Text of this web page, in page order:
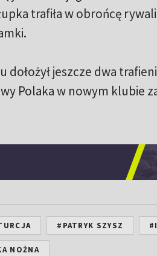
trafiła w obrońcę
dołożył jeszcze dwa
Polaka w nowym klubie
#PATRYK SZYSZ
NOŻNA